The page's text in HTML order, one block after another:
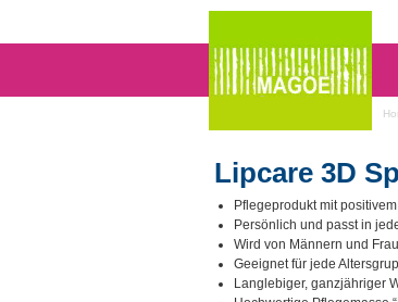
Lipcare 3D
Pflegeprodukt mit
Persönlich und passt in
Wird von Männern und
Geeignet für jede
Langlebiger, ganzjähriger